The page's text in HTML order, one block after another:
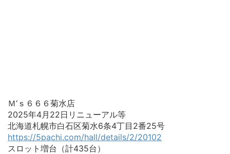
Ｍ‘ｓ６６６菊水店
2025年4月22日リニューアル等
北海道札幌市白石区菊水6条4丁目2番25号
https://5pachi.com/hall/details/2/20102
スロット増台（計435台）